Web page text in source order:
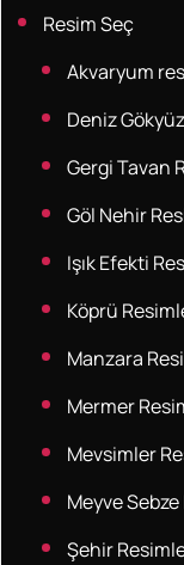
Resim Seç
Akvaryum
Deniz
Gergi Tavan
Göl Nehir
Işık Efekti
Köprü
Manzara
Mermer
Mevsimler
Meyve
Şehir